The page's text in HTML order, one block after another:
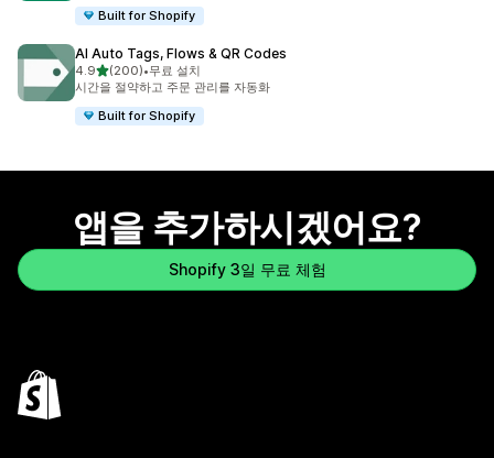
Built for Shopify
AI Auto Tags, Flows & QR Codes
4.9별 5개 중
(200)
총 리뷰 200개
•무료 설치
시간을 절약하고 주문 관리를 자동화
Built for Shopify
앱을 추가하시겠어요?
Shopify 3일 무료 체험